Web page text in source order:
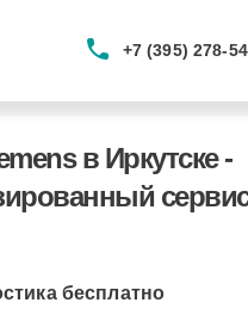
+7 (395) 278-
в Иркутске -
бесплатно
доставка